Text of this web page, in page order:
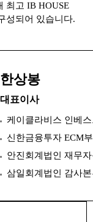
최고 IB HOUSE
성되어 있습니다.
한상봉
대표이사
케이클라비스 인베
신한금융투자 ECM부
안진회계법인 재무
삼일회계법인 감사